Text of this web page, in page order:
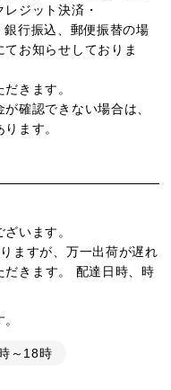
ジット決済・
行振込、郵便振替の場
お知らせしておりま
きます。
確認できない場合は、
ます。
います。
ますが、万一出荷が遅れ
きます。 配達日時、時
～18時